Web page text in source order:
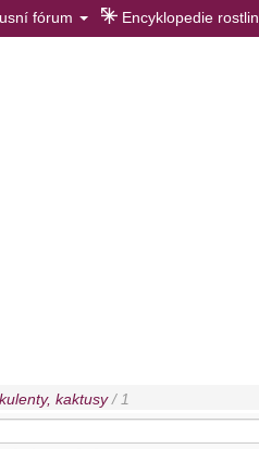
fórum Encyklopedie rostlin
kaktusy/ 1